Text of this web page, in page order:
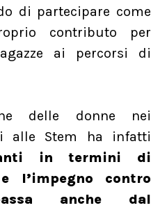
di partecipare come
contributo per
ai percorsi di
delle donne nei
alle Stem ha infatti
in termini di
l’impegno contro
anche dal